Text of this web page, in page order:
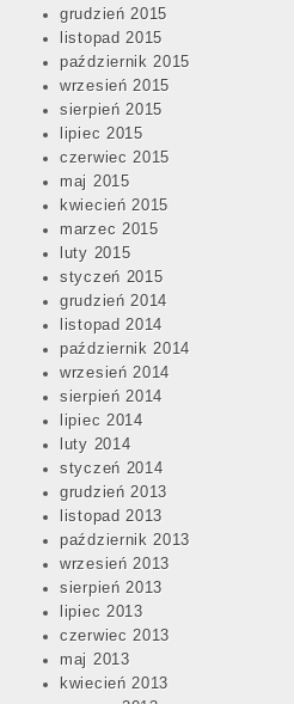
grudzień 2015
listopad 2015
październik 2015
wrzesień 2015
sierpień 2015
lipiec 2015
czerwiec 2015
maj 2015
kwiecień 2015
marzec 2015
luty 2015
styczeń 2015
grudzień 2014
listopad 2014
październik 2014
wrzesień 2014
sierpień 2014
lipiec 2014
luty 2014
styczeń 2014
grudzień 2013
listopad 2013
październik 2013
wrzesień 2013
sierpień 2013
lipiec 2013
czerwiec 2013
maj 2013
kwiecień 2013